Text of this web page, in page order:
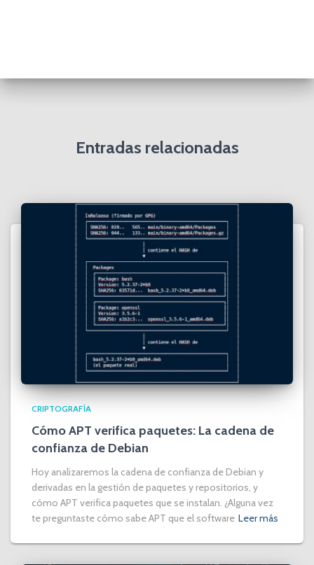
Entradas relacionadas
CRIPTOGRAFÍA
Cómo APT verifica paquetes: La cadena de
confianza de Debian
Hoy analizaremos la cadena de confianza de Debian y
derivadas en la gestión de paquetes y repositorios, y
cómo APT verifica paquetes que se instalan. ¿Alguna vez
te preguntaste cómo sabe APT que el software Leer más